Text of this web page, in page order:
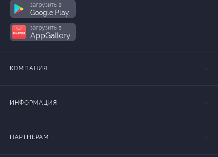
загрузить в
Google Play
загрузить в
AppGallery
КОМПАНИЯ
ИНФОРМАЦИЯ
ПАРТНЕРАМ